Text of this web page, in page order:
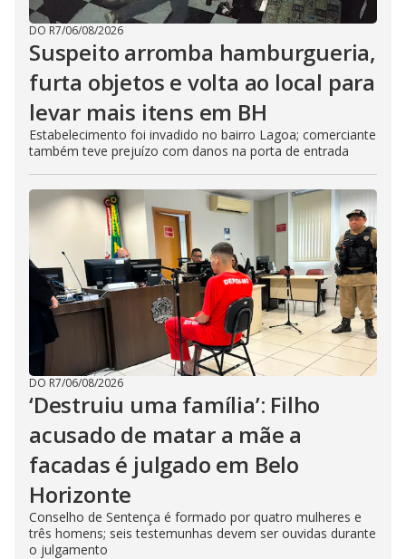
DO R7/06/08/2026
Suspeito arromba hamburgueria,
furta objetos e volta ao local para
levar mais itens em BH
Estabelecimento foi invadido no bairro Lagoa; comerciante
também teve prejuízo com danos na porta de entrada
DO R7/06/08/2026
‘Destruiu uma família’: Filho
acusado de matar a mãe a
facadas é julgado em Belo
Horizonte
Conselho de Sentença é formado por quatro mulheres e
três homens; seis testemunhas devem ser ouvidas durante
o julgamento